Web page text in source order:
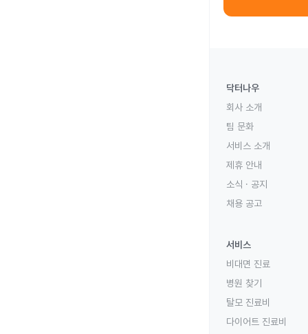
닥터나우
회사 소개
팀 문화
서비스 소개
제휴 안내
소식 · 공지
채용 공고
서비스
비대면 진료
병원 찾기
탈모 진료비
다이어트 진료비